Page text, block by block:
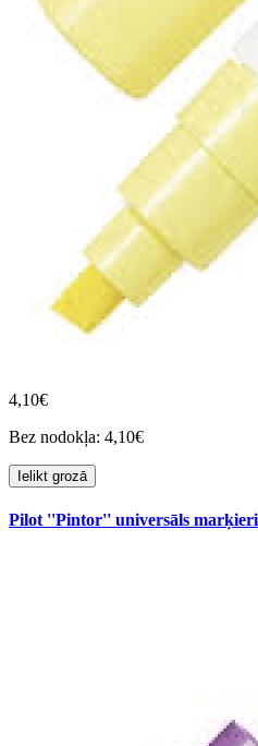
4,10€
Bez nodokļa: 4,10€
Ielikt grozā
Pilot ''Pintor'' universāls